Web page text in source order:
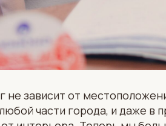
не зависит от
части города, и даже в